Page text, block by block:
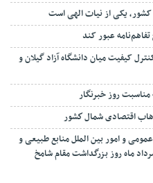
یکی از نیات الهی است
عبور کند
کیفیت میان دانشگاه آزاد گیلان و
مناسبت روز خبرنگار
اقتصادی شمال كشور
و امور بین الملل منابع طبیعی و
استان گیلان به مناسبت ۱۷ مرداد ماه روز بزرگداشت مقام شامخ